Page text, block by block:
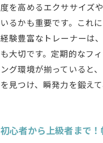
度を高めるエクササイズ
いるかも重要です。これ
経験豊富なトレーナーは
も大切です。定期的なフ
ング環境が揃っていると
を見つけ、瞬発力を鍛え
初心者から上級者まで